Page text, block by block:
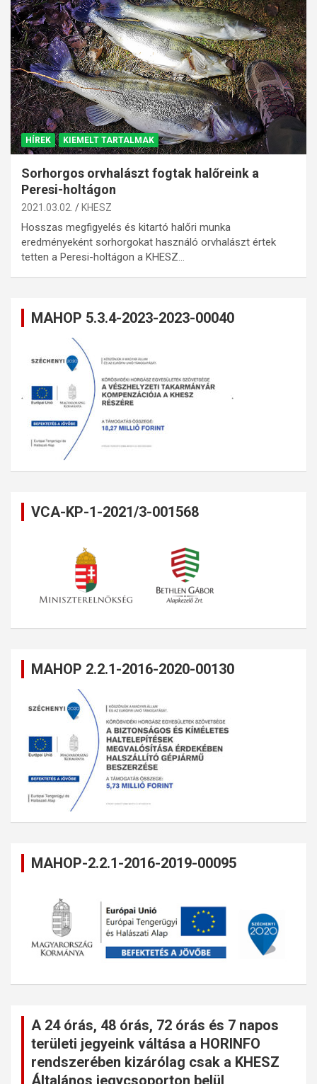
HÍREK KIEMELT TARTALMAK
Sorhorgos orvhalászt fogtak halőreink a
Peresi-holtágon
2021.03.02. KHESZ
Hosszas megfigyelés és kitartó halőri munka
eredményeként sorhorgokat használó orvhalászt értek
tetten a Peresi-holtágon a KHESZ…
MAHOP 5.3.4-2023-2023-00040
VCA-KP-1-2021/3-001568
MAHOP 2.2.1-2016-2020-00130
MAHOP-2.2.1-2016-2019-00095
A 24 órás, 48 órás, 72 órás és 7 napos
területi jegyeink váltása a HORINFO
rendszerében kizárólag csak a KHESZ
Általános jegycsoporton belül